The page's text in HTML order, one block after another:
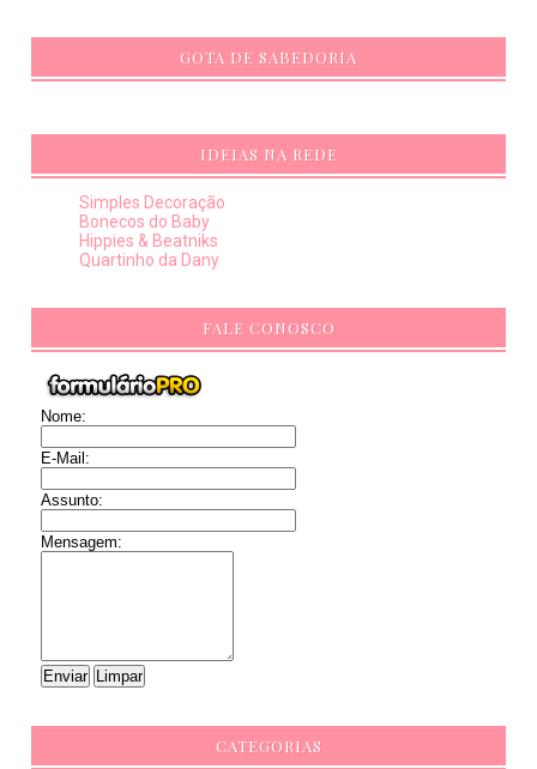
GOTA DE SABEDORIA
IDEIAS NA REDE
Simples Decoração
Bonecos do Baby
Hippies & Beatniks
Quartinho da Dany
FALE CONOSCO
Nome:
E-Mail:
Assunto:
Mensagem:
CATEGORIAS